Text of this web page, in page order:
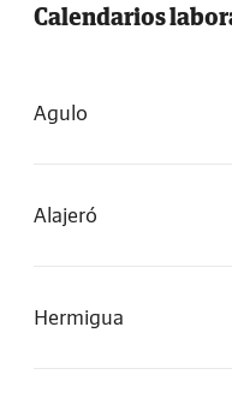
Calendarios
Agulo
Alajeró
Hermigua